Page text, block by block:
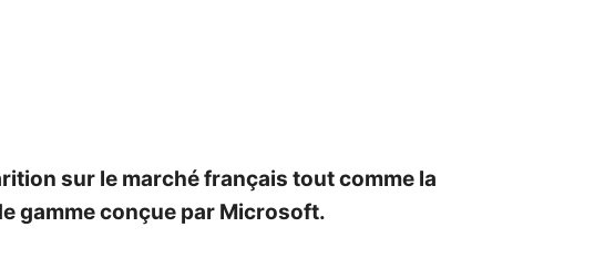
sur le marché français tout comme la
gamme conçue par Microsoft.